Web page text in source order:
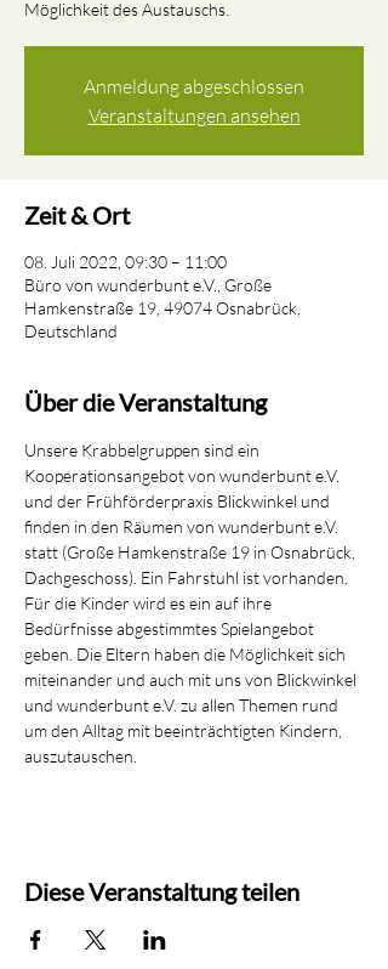
Möglichkeit des Austauschs.
Anmeldung abgeschlossen
Veranstaltungen ansehen
Zeit & Ort
08. Juli 2022, 09:30 – 11:00
Büro von wunderbunt e.V., Große
Hamkenstraße 19, 49074 Osnabrück,
Deutschland
Über die Veranstaltung
Unsere Krabbelgruppen sind ein
Kooperationsangebot von wunderbunt e.V.
und der Frühförderpraxis Blickwinkel und
finden in den Räumen von wunderbunt e.V.
statt (Große Hamkenstraße 19 in Osnabrück,
Dachgeschoss). Ein Fahrstuhl ist vorhanden.
Für die Kinder wird es ein auf ihre
Bedürfnisse abgestimmtes Spielangebot
geben. Die Eltern haben die Möglichkeit sich
miteinander und auch mit uns von Blickwinkel
und wunderbunt e.V. zu allen Themen rund
um den Alltag mit beeinträchtigten Kindern,
auszutauschen.
Diese Veranstaltung teilen